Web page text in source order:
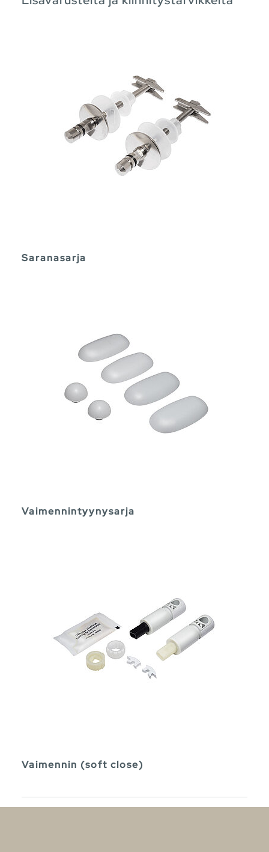
Saranasarja
Vaimennintyynysarja
Vaimennin (soft close)